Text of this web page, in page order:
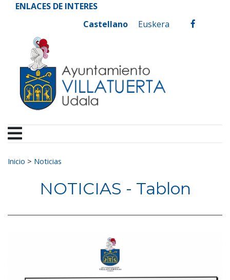
Ir al contenido
Ayuntamiento de
ENLACES DE INTERES
Castellano
Euskera facebook
Buscar:
Inicio > Noticias
NOTICIAS - Tablon